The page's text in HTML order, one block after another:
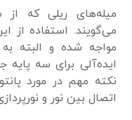
میله‌های ریلی که از
می‌گویند. استفاده از
مواجه شده و البته به
ایده‌آلی برای سه
نکته مهم در مورد
اتصال بین نور و